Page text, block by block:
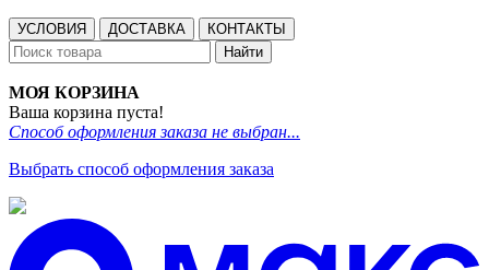
УСЛОВИЯ ДОСТАВКА
КОНТАКТЫ
Найти
МОЯ КОРЗИНА
Ваша корзина пуста!
Способ оформления заказа не выбран...
Выбрать способ оформления заказа